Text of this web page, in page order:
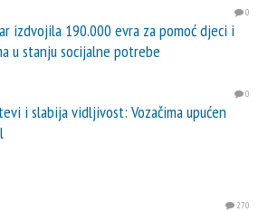
0
izdvojila 190.000 evra za pomoć djeci i
u stanju socijalne potrebe
0
i slabija vidljivost: Vozačima upućen
270